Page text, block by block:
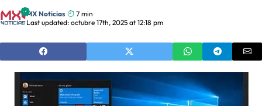
MX Noticias
7 min
Last updated: octubre 17th, 2025 at 12:18 pm